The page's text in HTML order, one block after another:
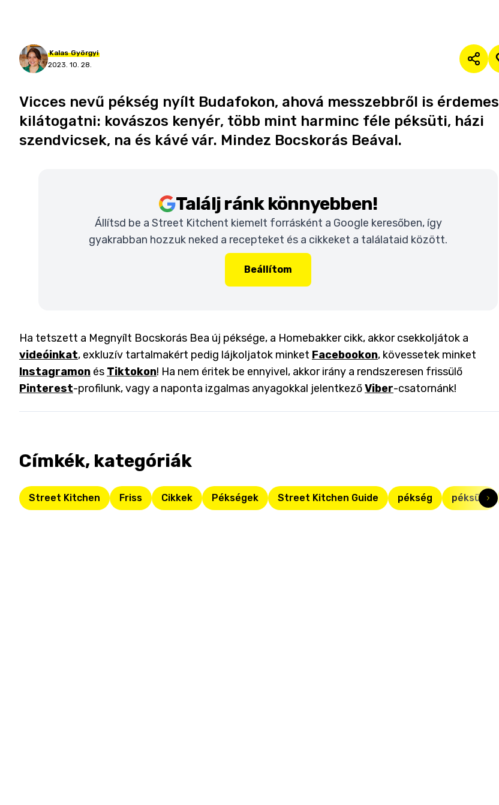
Kalas Györgyi
2023. 10. 28.
Vicces nevű pékség nyílt Budafokon, ahová messzebbről is érdemes
kilátogatni: kovászos kenyér, több mint harminc féle péksüti, házi
szendvicsek, na és kávé vár. Mindez Bocskorás Beával.
Találj ránk könnyebben!
Állítsd be a Street Kitchent kiemelt forrásként a Google keresőben, így
gyakrabban hozzuk neked a recepteket és a cikkeket a találataid között.
Beállítom
Ha tetszett a Megnyílt Bocskorás Bea új péksége, a Homebakker cikk, akkor csekkoljátok a
videóinkat, exkluzív tartalmakért pedig lájkoljatok minket Facebookon, kövessetek minket
Instagramon és Tiktokon! Ha nem éritek be ennyivel, akkor irány a rendszeresen frissülő
Pinterest-profilunk, vagy a naponta izgalmas anyagokkal jelentkezőViber-csatornánk!
Címkék, kategóriák
Street Kitchen Friss Cikkek Pékségek Street Kitchen Guide pékség péksüti